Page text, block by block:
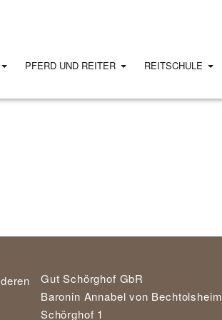
PFERD UND REITER REITSCHULE
Gut Schörghof GbR
Baronin Annabel von Bechtolsheim
Schörghof 1